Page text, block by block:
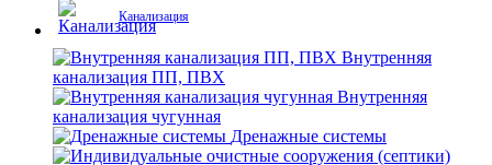
Канализация
Внутренняя
канализация ПП, ПВХ
Внутренняя
канализация чугунная
Дренажные системы